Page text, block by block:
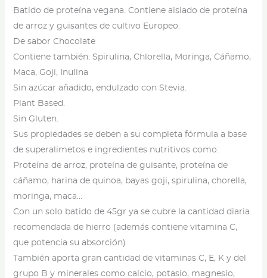
Batido de proteína vegana. Contiene aislado de proteína
de arroz y guisantes de cultivo Europeo.
De sabor Chocolate
Contiene también: Spirulina, Chlorella, Moringa, Cáñamo,
Maca, Goji, Inulina
Sin azúcar añadido, endulzado con Stevia.
Plant Based.
Sin Gluten.
Sus propiedades se deben a su completa fórmula a base
de superalimetos e ingredientes nutritivos como:
Proteína de arroz, proteína de guisante, proteína de
cáñamo, harina de quinoa, bayas goji, spirulina, chorella,
moringa, maca…
Con un solo batido de 45gr ya se cubre la cantidad diaria
recomendada de hierro (además contiene vitamina C,
que potencia su absorción)
También aporta gran cantidad de vitaminas C, E, K y del
grupo B y minerales como calcio, potasio, magnesio,